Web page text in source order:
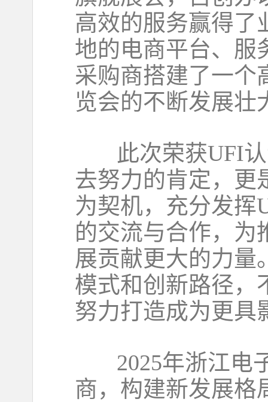
高效的服务赢得了
地的电商平台、服
采购商搭建了一个
览会的不断发展壮
此次荣获UFI认
去努力的肯定，更
为契机，充分发挥
的交流与合作，为
展贡献更大的力量
模式和创新路径，
努力打造成为更具
2025年浙江电子
商，构建新发展格